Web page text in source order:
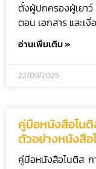
ตั้งผู้ปกครองผู้เยาว์
ตอน เอกสาร และเงื่อ
อ่านเพิ่มเติม »
22/09/2025
คู่มือหนังสือโนติ
ตัวอย่างหนังสื
คู่มือหนังสือโนติส: